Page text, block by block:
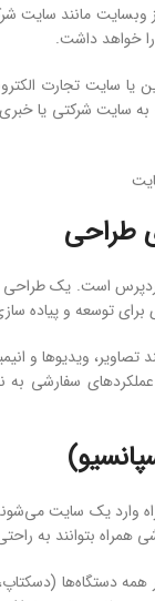
وبسایت مانند
خواهد داشت.
یا سایت تجارت
سایت شرکتی یا خبری
طراحی
است. یک طراحی
توسعه و پیاده
ویدیوها و
و عملکردهای
گوشی همراه وارد یک
همراه بتوانند به
دستگاه‌ها